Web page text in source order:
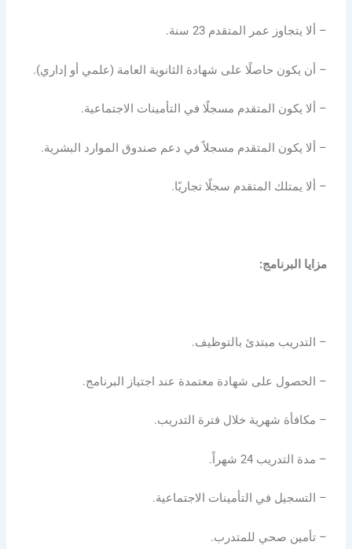
– ألا يتجاوز عمر المتقدم 23 سنة.
– أن يكون حاصلًا على شهادة الثانوية العامة (علمي أو إداري).
– ألا يكون المتقدم مسجلًا في التأمينات الاجتماعية.
– ألا يكون المتقدم مسجلاً في دعم صندوق الموارد البشرية.
– ألا يمتلك المتقدم سجلًا تجاريًا.
مزايا البرنامج:
– التدريب مبتدئ بالتوظيف.
– الحصول على شهادة معتمدة عند اجتياز البرنامج.
– مكافأة شهرية خلال فترة التدريب.
– مدة التدريب 24 شهراً.
– التسجيل في التأمينات الاجتماعية.
– تأمين صحي للمتدرب.